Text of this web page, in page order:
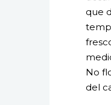
que
No
del